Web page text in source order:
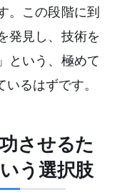
。この段階に到
発見し、技術を
という、極めて
るはずです。
させるた
う選択肢